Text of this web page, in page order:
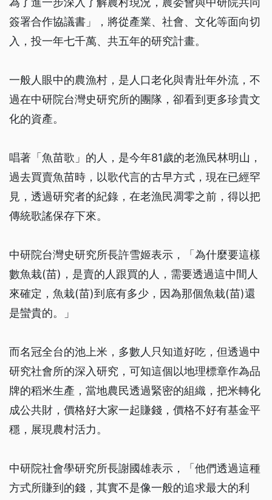
簽署合作協議書」，將從產業、社會、文化等面向切
入，投一年七千萬、共五年的研究計畫。
一般人眼中的農漁村，是人口老化與青壯年外流，不
過在中研院台灣史研究所的團隊，卻看到更多珍貴文
化的資產。
唱著「魚苗歌」的人，是今年81歲的老漁民林明山，
過去買賣魚苗時，以歌代言的古早方式，現在已經罕
見，透過研究者的紀錄，在老漁民凋零之前，得以把
傳統歌謠保存下來。
中研院台灣史研究所長許雪姬表示，「為什麼要這樣
數魚栽(苗)，是賣的人跟買的人，需要透過這中間人
來確定，魚栽(苗)到底有多少，因為那個魚栽(苗)還
是蠻貴的。」
而名冠全台的池上米，多數人只知道好吃，但透過中
研究社會所的深入研究，可知這個以地理標章作為品
牌的稻米生產，當地農民透過緊密的組織，把米轉化
成公共財，價格好大家一起賺錢，價格不好有基金平
穩，展現農村活力。
中研院社會學研究所長謝國雄表示，「他們透過這種
方式所賺到的錢，其實不是像一般的追求最大的利